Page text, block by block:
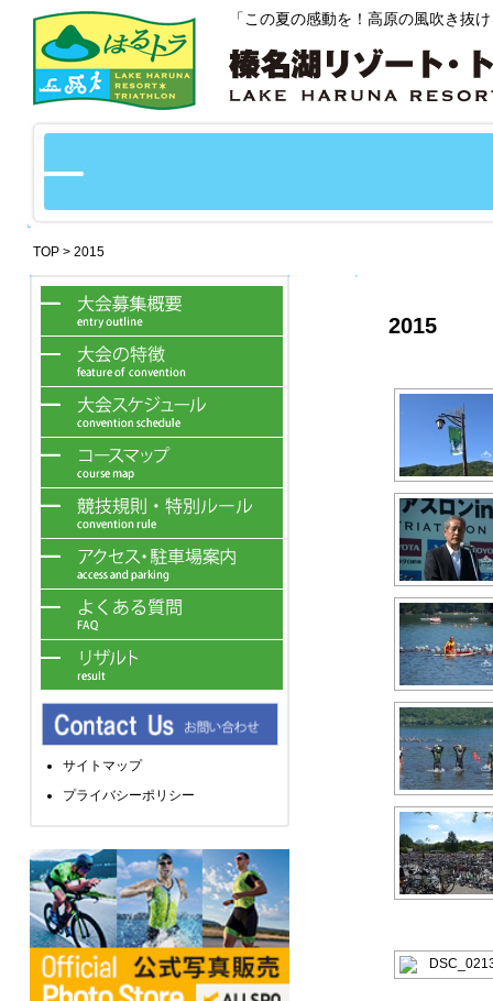
「この夏の感動を！高原の風吹き抜
TOP > 2015
サイトマップ
プライバシーポリシー
2015